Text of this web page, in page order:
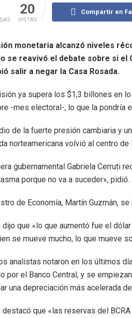
20
VISTAS
Compartir en
monetaria alcanzó niveles
se reavivó el debate sobre si
salir a negar la Casa Rosada.
ya supera los $1,3 billones en
-mes electoral-, lo que la pondría
de la fuerte presión cambiaria y
norteamericana volvió al centro de
gubernamental Gabriela Cerruti
porque no va a suceder», pidió.
de Economía, Martín Guzmán,
que «lo que aumentó fue el
se mueve mucho, lo que mueve
analistas notaron en los últimos
por el Banco Central, y se
una depreciación más acelerada
que «las reservas del